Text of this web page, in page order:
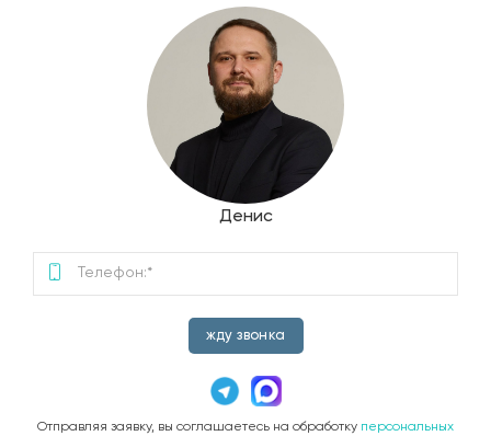
Денис
жду звонка
Отправляя заявку, вы соглашаетесь на обработку персональных